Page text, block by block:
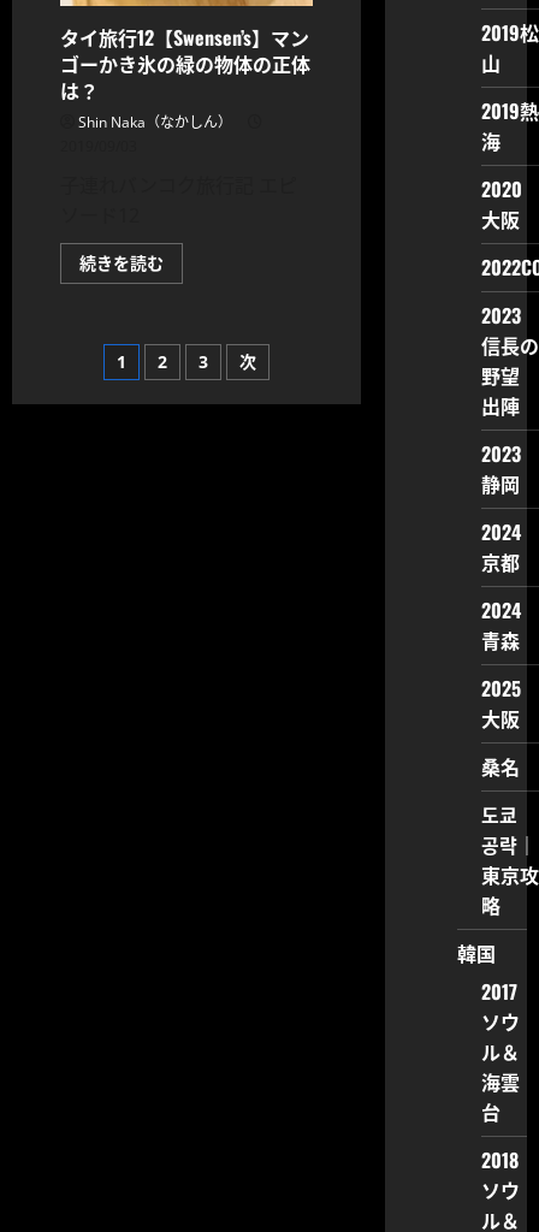
ス
ト
ラ
ピ
ザ
に
む
タイ旅行12【Swensen’s】マン
ゴーかき氷の緑の物体の正体
は？
Shin Naka（なかしん）
続きを読む
イ
マ
ン
ゴ
投
稿
1 2 3 次
2019松
山
2019熱
海
2020
大阪
2023
信長の
野望
出陣
2023
静岡
2024
京都
2024
青森
2025
大阪
桑名
도쿄
공략｜
東京攻
略
韓国
2017
ソウ
ル＆
海雲
台
2018
ソウ
ル＆